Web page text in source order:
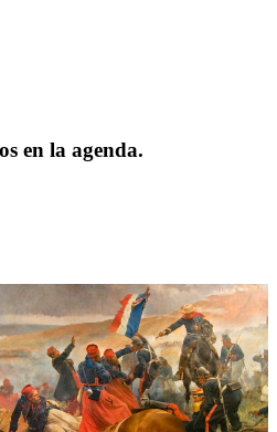
en la agenda.